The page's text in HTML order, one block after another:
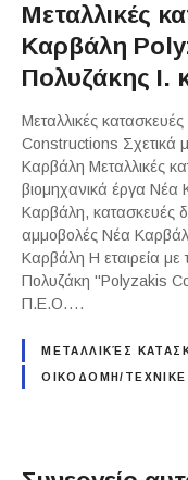
Μεταλλικές
Καρβάλη
Πολυζάκης Ι.
Μεταλλικές
Constructions Σχετικά
Καρβάλη Μεταλλικές
βιομηχανικά έργα
Καρβάλη, κατασκευές
αμμοβολές Νέα
Καρβάλη Η εταιρεία με
Πολυζάκη "Polyzakis
Π.Ε.Ο….
ΜΕΤΑΛΛΙΚΈΣ
ΟΙΚΟΔΟΜΗ/